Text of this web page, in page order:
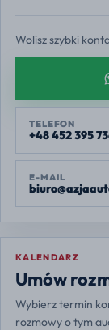
Wolisz szybki
TELEFON
+48 452 395
E-MAIL
KALENDARZ
Umów
Wybierz termin
rozmowy o tym
Europe/Warsaw